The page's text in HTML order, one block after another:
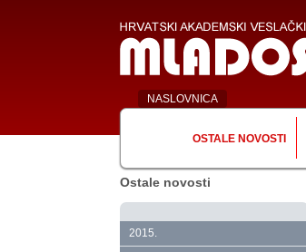
NASLOVNICA
OSTALE NOVOSTI
Ostale novosti
2015.